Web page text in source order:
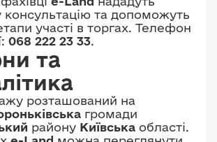
консультацію та допоможуть
участі в торгах. Телефон
068 222 23 33.
та
розташований на
громади
району Київська області.